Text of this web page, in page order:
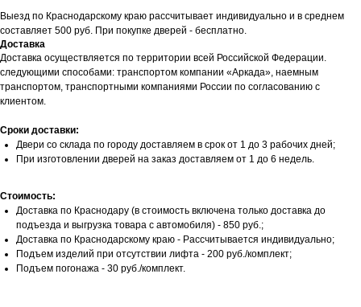
Выезд по Краснодарскому краю рассчитывает индивидуально и в среднем
составляет 500 руб. При покупке дверей - бесплатно.
Доставка
Доставка осуществляется по территории всей Российской Федерации.
следующими способами: транспортом компании «Аркада», наемным
транспортом, транспортными компаниями России по согласованию с
клиентом.
Сроки доставки:
Двери со склада по городу доставляем в срок от 1 до 3 рабочих дней;
При изготовлении дверей на заказ доставляем от 1 до 6 недель.
Стоимость:
Доставка по Краснодару (в стоимость включена только доставка до
подъезда и выгрузка товара с автомобиля) - 850 руб.;
Доставка по Краснодарскому краю - Рассчитывается индивидуально;
Подъем изделий при отсутствии лифта - 200 руб./комплект;
Подъем погонажа - 30 руб./комплект.